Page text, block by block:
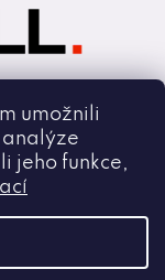
umožnili
jeho funkce,